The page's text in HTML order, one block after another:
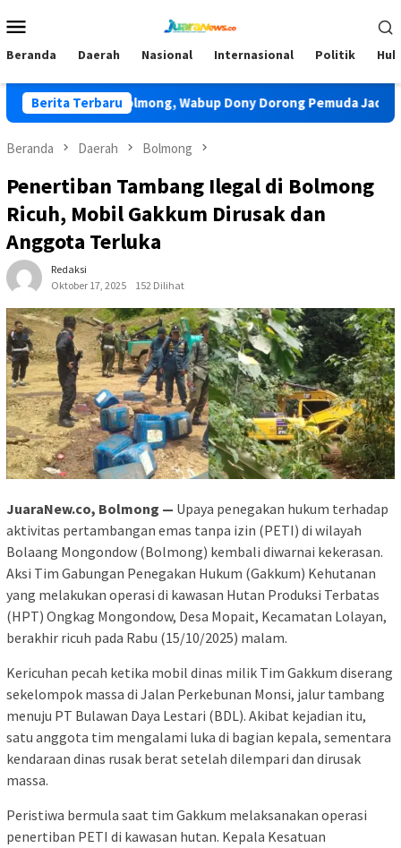
ke
Mobile
Beranda Daerah Nasional Internasional Politik
Berita Terbaru
TIDAR Bolmong, Wabup Dony Dorong Pemuda Jadi Pengawal
Beranda Daerah Bolmong
Penertiban Tambang Ilegal di Bolmong
Ricuh, Mobil Gakkum Dirusak dan
Anggota Terluka
Redaksi
Oktober 17, 2025
152 Dilihat
JuaraNew.co, Bolmong — Upaya penegakan hukum terhadap
aktivitas pertambangan emas tanpa izin (PETI) di wilayah
Bolaang Mongondow (Bolmong) kembali diwarnai kekerasan.
Aksi Tim Gabungan Penegakan Hukum (Gakkum) Kehutanan
yang melakukan operasi di kawasan Hutan Produksi Terbatas
(HPT) Ongkag Mongondow, Desa Mopait, Kecamatan Lolayan,
berakhir ricuh pada Rabu (15/10/2025) malam.
Kericuhan pecah ketika mobil dinas milik Tim Gakkum diserang
sekelompok massa di Jalan Perkebunan Monsi, jalur tambang
menuju PT Bulawan Daya Lestari (BDL). Akibat kejadian itu,
satu anggota tim mengalami luka di bagian kepala, sementara
kendaraan dinas rusak berat setelah dilempari dan dirusak
massa.
Peristiwa bermula saat tim Gakkum melaksanakan operasi
penertiban PETI di kawasan hutan. Kepala Kesatuan